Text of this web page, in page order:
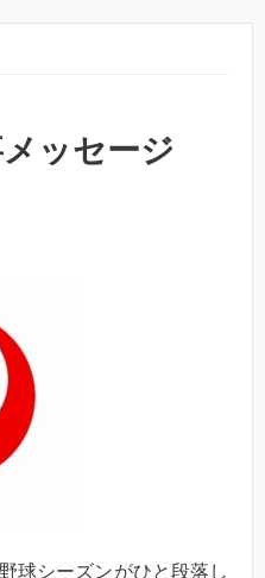
ッセージ
球シーズンがひと段落し